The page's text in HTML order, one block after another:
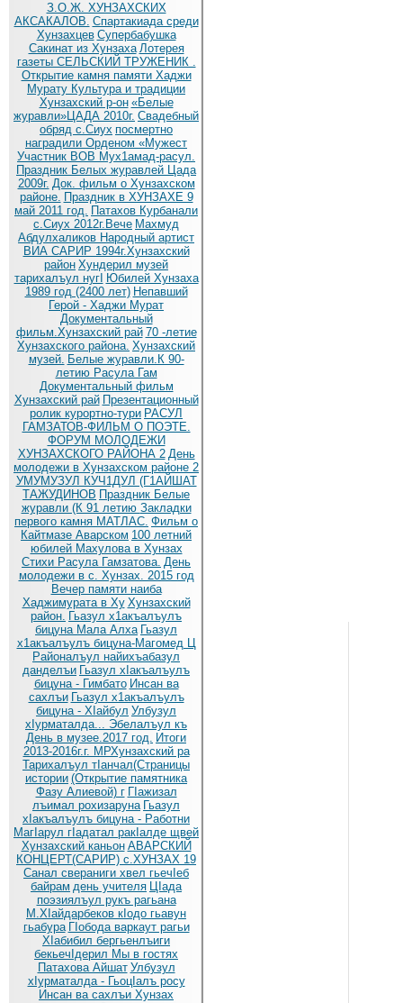
З.О.Ж. ХУНЗАХСКИХ
АКСАКАЛОВ. Спартакиада среди
Хунзахцев Супербабушка
Сакинат из Хунзаха Лотерея
газеты СЕЛЬСКИЙ ТРУЖЕНИК .
Открытие камня памяти Хаджи
Мурату Культура и традиции
Хунзахский р-он «Белые
журавли»ЦАДА 2010г. Cвадебный
обряд c.Сиух посмертно
наградили Орденом «Мужест
Участник ВОВ Мух1амад-расул.
Праздник Белых журавлей Цада
2009г. Док. фильм о Хунзахском
районе. Праздник в ХУНЗАХЕ 9
май 2011 год. Патахов Курбанали
с.Сиух 2012г.Вече Махмуд
Абдулхаликов Народный артист
ВИА САРИР 1994г.Хунзахский
район Хундерил музей
тарихалъул нугI Юбилей Хунзаха
1989 год (2400 лет) Непавший
Герой - Хаджи Мурат
Документальный
фильм.Хунзахский рай 70 -летие
Хунзахского района. Хунзахский
музей. Белые журавли.К 90-
летию Расула Гам
Документальный фильм
Хунзахский рай Презентационный
ролик курортно-тури РАСУЛ
ГАМЗАТОВ-ФИЛЬМ О ПОЭТЕ.
ФОРУМ МОЛОДЕЖИ
ХУНЗАХСКОГО РАЙОНА 2 День
молодежи в Хунзахском районе 2
УМУМУЗУЛ КУЧ1ДУЛ (Г1АЙШАТ
ТАЖУДИНОВ Праздник Белые
журавли (К 91 летию Закладки
первого камня МАТЛАС. Фильм о
Кайтмазе Аварском 100 летний
юбилей Махулова в Хунзах
Стихи Расула Гамзатова. День
молодежи в с. Хунзах. 2015 год
Вечер памяти наиба
Хаджимурата в Ху Хунзахский
район. Гьазул х1акъалъулъ
бицуна Мала Алха Гьазул
х1акъалъулъ бицуна-Магомед Ц
Районалъул найихъабазул
данделъи Гьазул хIакъалъулъ
бицуна - Гимбато Инсан ва
сахлъи Гьазул х1акъалъулъ
бицуна - ХIайбул Улбузул
хIурматалда... Эбелалъул къ
День в музее.2017 год. Итоги
2013-2016г.г. МРХунзахский ра
Тарихалъул тIанчал(Страницы
истории (Открытие памятника
Фазу Алиевой) г ГIажизал
лъимал рохизаруна Гьазул
хIакъалъулъ бицуна - Работни
МагIарул гIадатал ракIалде щвей
Хунзахский каньон АВАРСКИЙ
КОНЦЕРТ(САРИР) с.ХУНЗАХ 19
Санал свераниги хвел гьечIеб
байрам день учителя ЦIада
поэзиялъул рукъ рагьана
М.ХIайдарбеков кIодо гьавун
гьабура ГIобода варкаут рагьи
ХIабибил бергьенлъиги
бекьечIдерил Мы в гостях
Патахова Айшат Улбузул
хIурматалда - ГьоцIалъ росу
Инсан ва сахлъи Хунзах